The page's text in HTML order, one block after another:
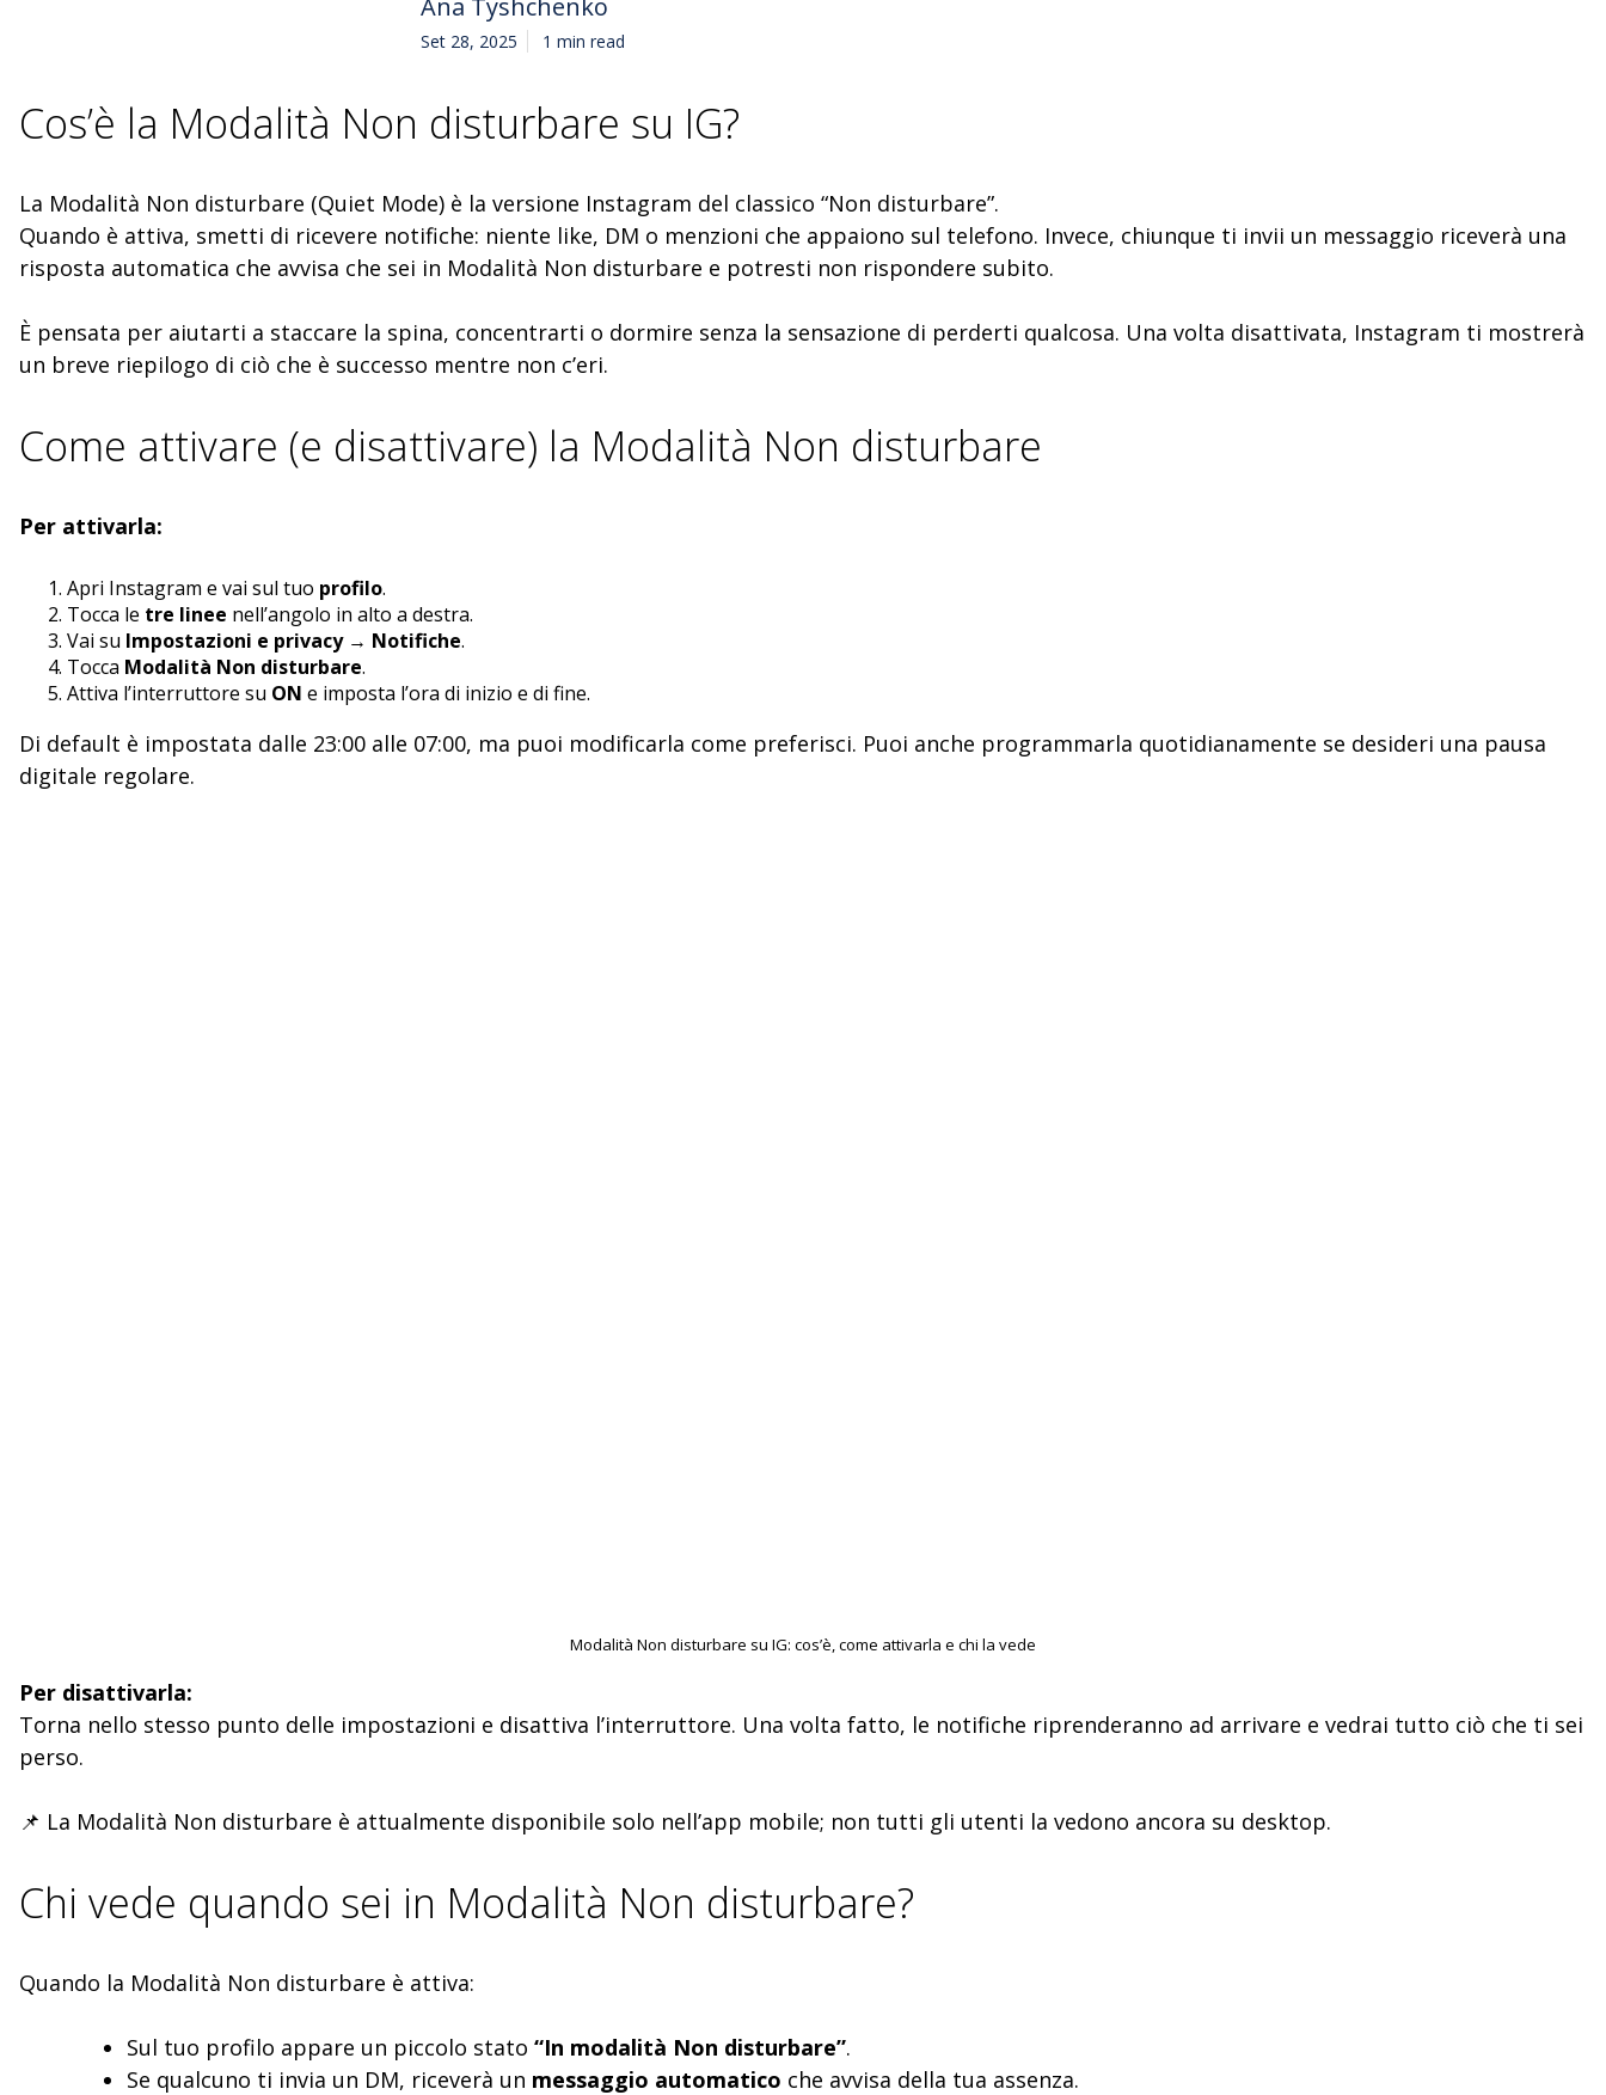
Set 28, 2025 1 min read
Cos’è la Modalità Non disturbare su IG?
La Modalità Non disturbare (Quiet Mode) è la versione Instagram del classico “Non disturbare”.
Quando è attiva, smetti di ricevere notifiche: niente like, DM o menzioni che appaiono sul telefono. Invece, chiunque ti invii un messaggio riceverà una
risposta automatica che avvisa che sei in Modalità Non disturbare e potresti non rispondere subito.
È pensata per aiutarti a staccare la spina, concentrarti o dormire senza la sensazione di perderti qualcosa. Una volta disattivata, Instagram ti mostrerà
un breve riepilogo di ciò che è successo mentre non c’eri.
Come attivare (e disattivare) la Modalità Non disturbare
Per attivarla:
Apri Instagram e vai sul tuo profilo.
Tocca le tre linee nell’angolo in alto a destra.
Vai su Impostazioni e privacy→ Notifiche.
Tocca Modalità Non disturbare.
Attiva l’interruttore su ON e imposta l’ora di inizio e di fine.
Di default è impostata dalle 23:00 alle 07:00, ma puoi modificarla come preferisci. Puoi anche programmarla quotidianamente se desideri una pausa
digitale regolare.
Modalità Non disturbare su IG: cos’è, come attivarla e chi la vede
Per disattivarla:
Torna nello stesso punto delle impostazioni e disattiva l’interruttore. Una volta fatto, le notifiche riprenderanno ad arrivare e vedrai tutto ciò che ti sei
perso.
📌 La Modalità Non disturbare è attualmente disponibile solo nell’app mobile; non tutti gli utenti la vedono ancora su desktop.
Chi vede quando sei in Modalità Non disturbare?
Quando la Modalità Non disturbare è attiva:
Sul tuo profilo appare un piccolo stato “In modalità Non disturbare”.
Se qualcuno ti invia un DM, riceverà un messaggio automatico che avvisa della tua assenza.